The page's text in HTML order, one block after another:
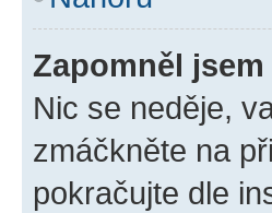
Zapomněl
Nic se neděje,
zmáčkněte na
pokračujte dle